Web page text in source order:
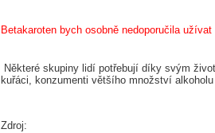
Betakaroten bych osobně nedoporučila
Některé skupiny lidí potřebují díky svým
kuřáci, konzumenti většího množství
Zdroj: